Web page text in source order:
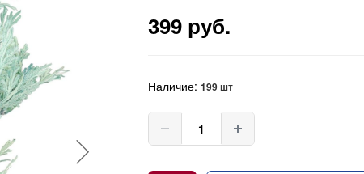
399 руб.
Наличие:199 шт